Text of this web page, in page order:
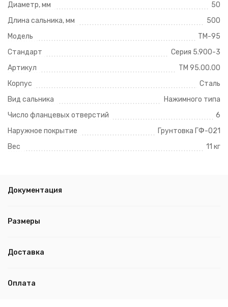
Диаметр, мм
50
Длина сальника, мм
500
Модель
ТМ-95
Стандарт
Серия 5.900-3
Артикул
ТМ 95.00.00
Корпус
Сталь
Вид сальника
Нажимного типа
Число фланцевых отверстий
6
Наружное покрытие
Грунтовка ГФ-021
Вес
11 кг
Документация
Размеры
Доставка
Оплата